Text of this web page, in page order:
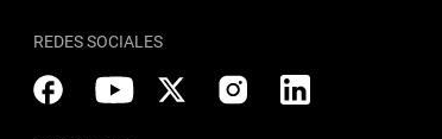
REDES SOCIALES